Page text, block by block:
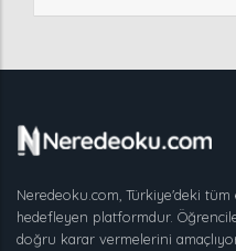
Neredeoku.com, Türkiye'deki
hedefleyen platformdur.
doğru karar vermelerini